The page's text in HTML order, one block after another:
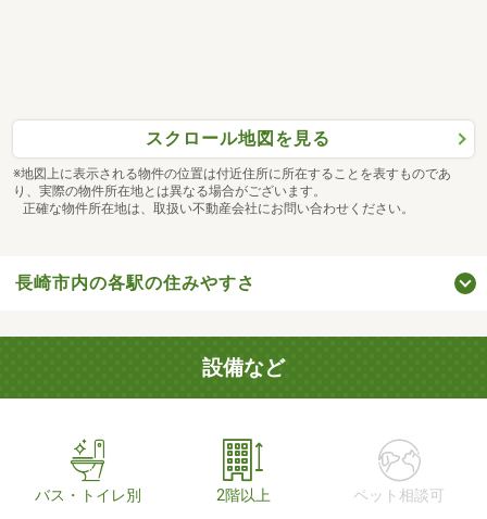
スクロール地図を見る
※地図上に表示される物件の位置は付近住所に所在することを表すものであ
り、実際の物件所在地とは異なる場合がございます。
正確な物件所在地は、取扱い不動産会社にお問い合わせください。
長崎市内の各駅の住みやすさ
設備など
バス・トイレ別 2階以上 ペット相談可